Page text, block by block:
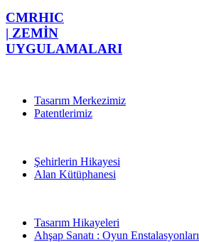
CMRHIC
| ZEMİN
UYGULAMALARI
Tasarım Merkezimiz
Patentlerimiz
Şehirlerin Hikayesi
Alan Kütüphanesi
Tasarım Hikayeleri
Ahşap Sanatı : Oyun Enstalasyonları